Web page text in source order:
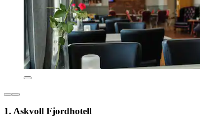
1. Askvoll Fjordhotell